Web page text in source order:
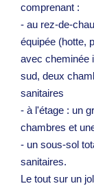
comprenant :
- au rez-de-
équipée (hotte,
avec cheminée
sud, deux
sanitaires
- à l'étage : un
chambres et
- un sous-sol
sanitaires.
Le tout sur un